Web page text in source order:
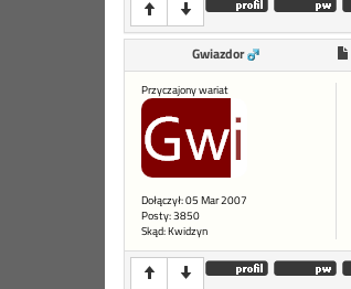
Gwiazdor
Przyczajony wariat
Dołączył: 05 Mar 2007
Posty: 3850
Skąd: Kwidzyn